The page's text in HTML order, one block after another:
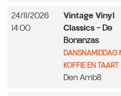
24/11/2026
14:00
Vintage Vinyl
Classics - De
Bonanzas
DANSNAMIDDAG
KOFFIE EN TAART
Den Amb8